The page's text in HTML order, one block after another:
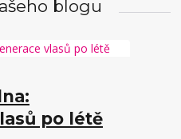
blogu
po létě